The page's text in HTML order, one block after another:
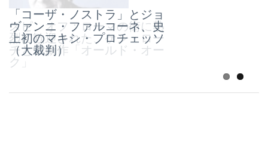
「コーザ・ノストラ」とジョ
ヴァンニ・ファルコーネ、史
上初のマキシ・プロチェッソ
（大裁判）
スピンオフ：ローマの街に熱
烈に歓迎された、ケン・ロー
チと最新作「オールド・オー
ク」